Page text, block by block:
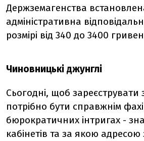
Держземагенства
адміністративна
розмірі від 340 до 3400
Чиновницькі джунглі
Сьогодні, щоб зареєструвати
потрібно бути справжнім
бюрократичних інтригах -
кабінетів та за якою адресою